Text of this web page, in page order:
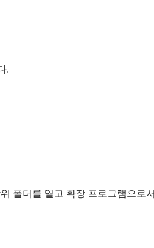
.
폴더를 열고 확장 프로그램으로